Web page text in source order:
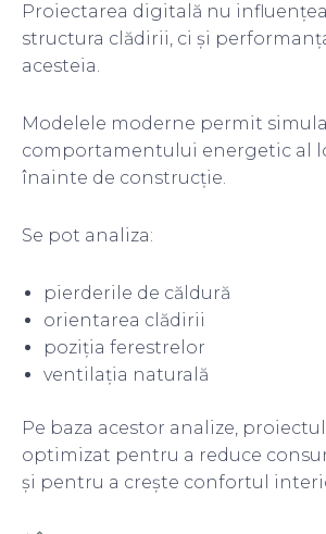
Proiectarea digitală nu
structura clădirii, ci și
acesteia.
Modelele moderne permit
comportamentului energetic al
înainte de construcție.
Se pot analiza:
pierderile de căldură
orientarea clădirii
poziția ferestrelor
ventilația naturală
Pe baza acestor analize,
optimizat pentru a reduce
și pentru a crește confortul